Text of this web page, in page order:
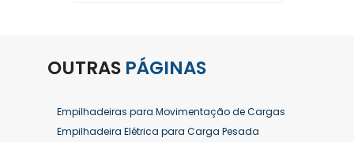
OUTRAS PÁGINAS
Empilhadeiras para Movimentação de Cargas
Empilhadeira Elétrica para Carga Pesada